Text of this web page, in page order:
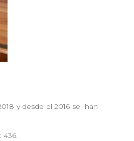
y desde el 2016 se
han
436.